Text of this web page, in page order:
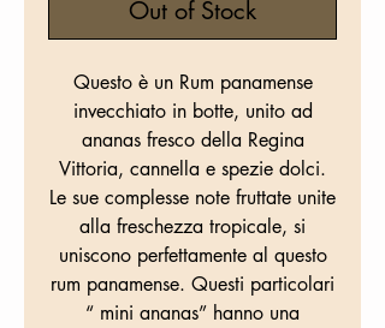
Out of Stock
Questo è un Rum panamense
invecchiato in botte, unito ad
ananas fresco della Regina
Vittoria, cannella e spezie dolci.
Le sue complesse note fruttate unite
alla freschezza tropicale, si
uniscono perfettamente al questo
rum panamense. Questi particolari
“ mini ananas” hanno una